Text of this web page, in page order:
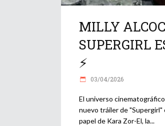
MILLY
SUPERGIRL
⚡
03/04/2026
El universo
nuevo tráiler de "Supergirl"
papel de Kara Zor-El, la